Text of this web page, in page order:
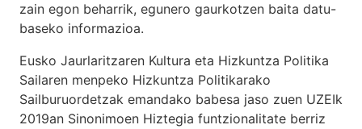
zain egon beharrik, egunero gaurkotzen baita datu-
baseko informazioa.
Eusko Jaurlaritzaren Kultura eta Hizkuntza Politika
Sailaren menpeko Hizkuntza Politikarako
Sailburuordetzak emandako babesa jaso zuen UZEIk
2019an Sinonimoen Hiztegia funtzionalitate berriz